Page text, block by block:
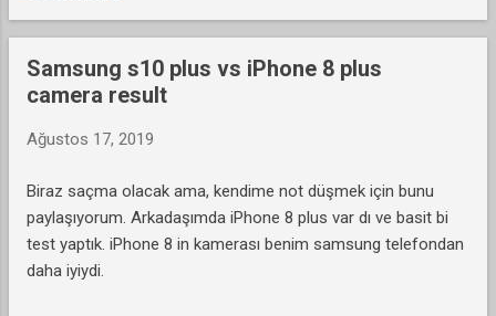
da aynı şekilde telefondan okuyabilirim.
Samsung s10 plus vs iPhone 8 plus
camera result
Ağustos 17, 2019
Biraz saçma olacak ama, kendime not düşmek için bunu
paylaşıyorum. Arkadaşımda iPhone 8 plus var dı ve basit bi
test yaptık. iPhone 8 in kamerası benim samsung telefondan
daha iyiydi.